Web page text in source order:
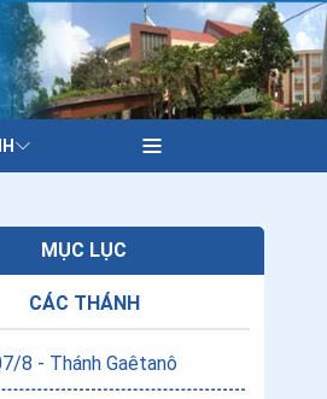
MỤC LỤC
CÁC THÁNH
8 - Thánh Gaêtanô